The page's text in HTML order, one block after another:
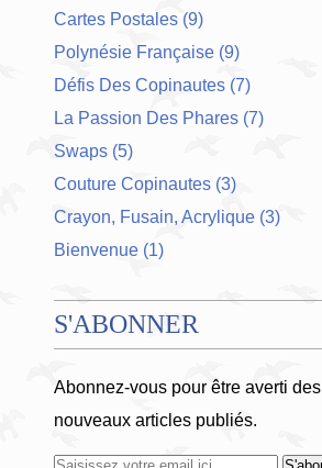
Cartes Postales (9)
Polynésie Française (9)
Défis Des Copinautes (7)
La Passion Des Phares (7)
Swaps (5)
Couture Copinautes (3)
Crayon, Fusain, Acrylique (3)
Bienvenue (1)
S'ABONNER
Abonnez-vous pour être averti des
nouveaux articles publiés.